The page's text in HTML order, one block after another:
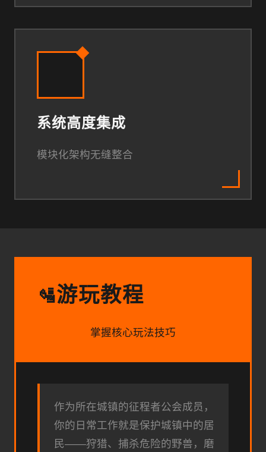
系统高度集成
模块化架构无缝整合
🛂游玩教程
掌握核心玩法技巧
作为所在城镇的征程者公会成员，
你的日常工作就是保护城镇中的居
民——狩猎、捕杀危险的野兽，磨